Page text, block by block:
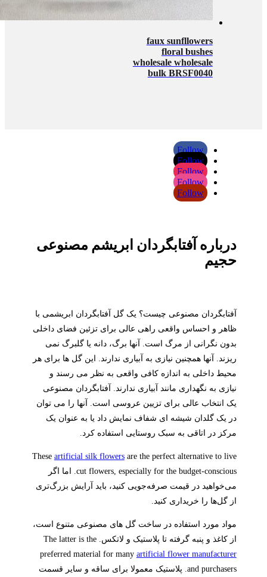
faux sunfllowers
floral bushes
wholesale wholesale
bulk BRSF0040
Follow
Follow
Follow
Follow
Follow
درباره آفتابگردان ابریشم مصنوعی
حجیم
آفتابگردان مصنوعی چیست؟ یک گل آفتابگردان ابریشمی با
ظاهر و احساس واقعی راهی عالی برای تزئین فضای داخلی
بدون نگرانی از مرگ است. آنها برگ، دانه یا گلبرگ نمی
ریزند. آنها همچنین نیازی به آبیاری ندارند. این گل ها برای هر
محیط داخلی به اندازه کافی واقعی به نظر می رسند و
نیازی به نگهداری مانند آبیاری ندارند. آفتابگردان مصنوعی
یک انتخاب عالی برای تزیین عروسی است. آنها را می توان
در یک گلدان شیشه ای شفاف نمایش داد یا به عنوان یک
مرکز در اتاقی به سبک روستایی استفاده کرد.
These artificial silk flowersare the perfect alternative to live
cut flowers, especially for the budget-conscious. اما اگر
می‌خواهید در قیمت صرفه‌جویی کنید، باید آرایش بزرگ‌تری
از گل‌ها را خریداری کنید.
مواد مورد استفاده در ساخت گل های مصنوعی متنوع است،
از کاغذ و پنبه گرفته تا پلاستیک و لاتکس. The latter is the
preferred material for many artificial flower manufacturer
and purchasers. پلاستیک معمولا برای ساقه و سایر قسمت